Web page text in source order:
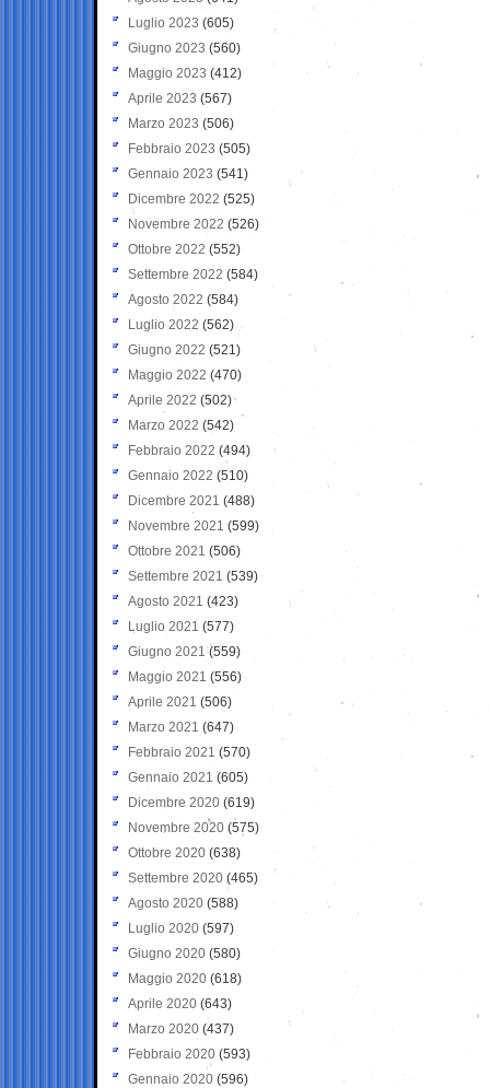
Luglio 2023 (605)
Giugno 2023 (560)
Maggio 2023 (412)
Aprile 2023 (567)
Marzo 2023 (506)
Febbraio 2023 (505)
Gennaio 2023 (541)
Dicembre 2022 (525)
Novembre 2022 (526)
Ottobre 2022 (552)
Settembre 2022 (584)
Agosto 2022 (584)
Luglio 2022 (562)
Giugno 2022 (521)
Maggio 2022 (470)
Aprile 2022 (502)
Marzo 2022 (542)
Febbraio 2022 (494)
Gennaio 2022 (510)
Dicembre 2021 (488)
Novembre 2021 (599)
Ottobre 2021 (506)
Settembre 2021 (539)
Agosto 2021 (423)
Luglio 2021 (577)
Giugno 2021(559)
Maggio 2021 (556)
Aprile 2021 (506)
Marzo 2021 (647)
Febbraio 2021 (570)
Gennaio 2021 (605)
Dicembre 2020 (619)
Novembre 2020 (575)
Ottobre 2020 (638)
Settembre 2020(465)
Agosto 2020 (588)
Luglio 2020 (597)
Giugno 2020 (580)
Maggio 2020 (618)
Aprile 2020 (643)
Marzo 2020 (437)
Febbraio 2020 (593)
Gennaio 2020 (596)